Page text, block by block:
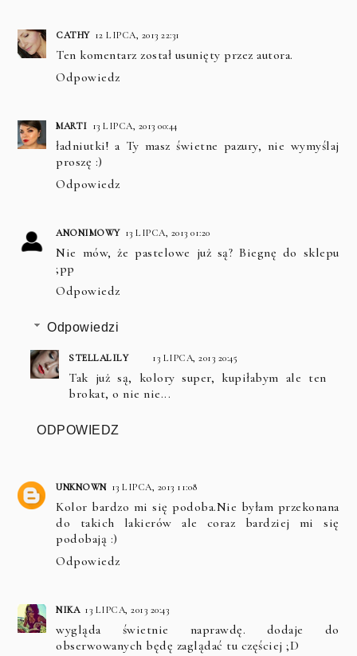
CATHY 12 LIPCA, 2013 22:31
Ten komentarz został usunięty przez autora.
Odpowiedz
MARTI 13 LIPCA, 2013 00:44
ładniutki! a Ty masz świetne pazury, nie wymyślaj
proszę :)
Odpowiedz
ANONIMOWY 13 LIPCA, 2013 01:20
Nie mów, że pastelowe już są? Biegnę do sklepu
;pp
Odpowiedz
Odpowiedzi
STELLALILY 13 LIPCA, 2013 20:45
Tak już są, kolory super, kupiłabym ale ten
brokat, o nie nie...
ODPOWIEDZ
UNKNOWN 13 LIPCA, 2013 11:08
Kolor bardzo mi się podoba.Nie byłam przekonana
do takich lakierów ale coraz bardziej mi się
podobają :)
Odpowiedz
NIKA 13 LIPCA, 2013 20:43
wygląda świetnie naprawdę. dodaje do
obserwowanych będę zaglądać tu częściej ;D